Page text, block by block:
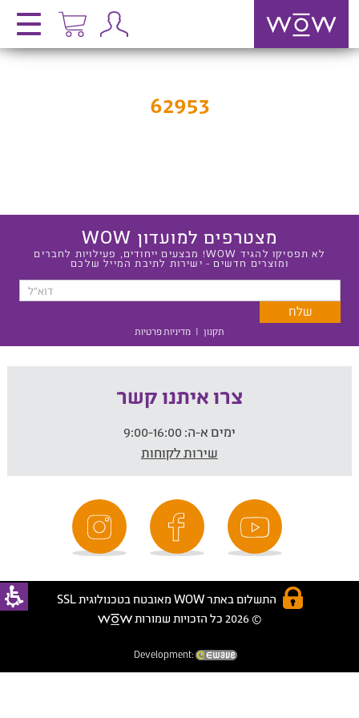
62953
מצטרפים למועדון WOW
לא תפסיקו להגיד WOW! מבצעים ייחודים, פעילויות לחברים
ומוצרים חדשים - ישירות לתיבת המייל שלכם
תקנון | מדיניות פרטיות
צרו איתנו קשר
ימים א-ה:
שירות לקוחות
התשלום באתר WOW מאובטח בטכנולוגית SSL
© 2026 כל הזכויות שמורות
Development: